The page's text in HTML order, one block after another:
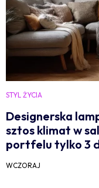
STYL ŻYCIA
Designerska
sztos klimat w
portfelu tylko 3
WCZORAJ